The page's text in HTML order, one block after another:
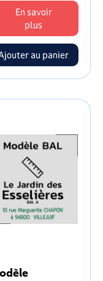
En savoir
plus